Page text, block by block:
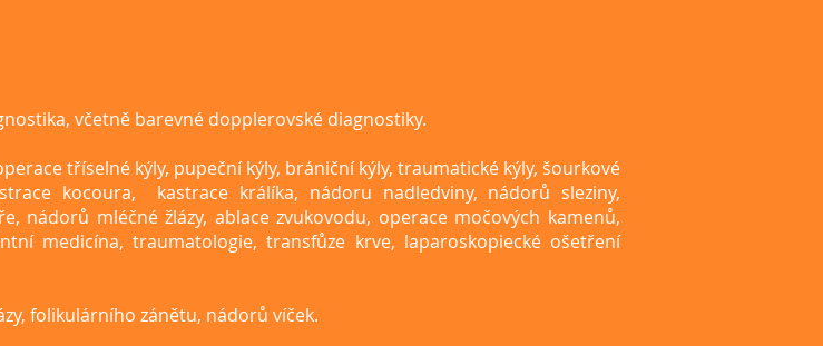
včetně barevné dopplerovské diagnostiky.
tříselné kýly, pupeční kýly, brániční kýly, traumatické kýly, šourkové
kocoura, kastrace králíka, nádoru nadledviny, nádorů sleziny,
nádorů mléčné žlázy, ablace zvukovodu, operace močových kamenů,
medicína, traumatologie, transfůze krve, laparoskopiecké ošetření
folikulárního zánětu, nádorů víček.